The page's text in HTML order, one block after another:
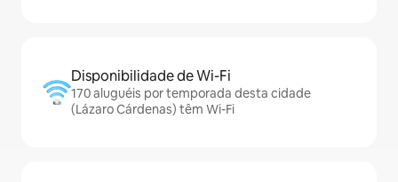
Disponibilidade de Wi-Fi
170 aluguéis por temporada desta cidade
(Lázaro Cárdenas) têm Wi-Fi